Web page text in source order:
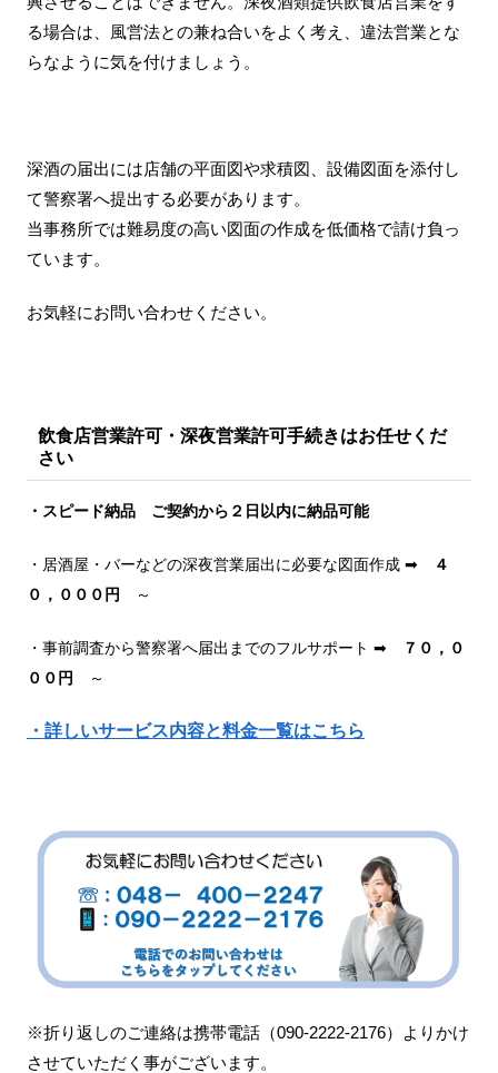
る場合は、風営法との兼ね合いをよく考え、違法営業とな
らなように気を付けましょう。
深酒の届出には店舗の平面図や求積図、設備図面を添付し
て警察署へ提出する必要があります。
当事務所では難易度の高い図面の作成を低価格で請け負っ
ています。
お気軽にお問い合わせください。
飲食店営業許可・深夜営業許可手続きはお任せくだ
さい
・スピード納品 ご契約から２日以内に納品可能
・居酒屋・バーなどの深夜営業届出に必要な図面作成 ➡
４
０，０００円
～
・事前調査から警察署へ届出までのフルサポート ➡
７０，０
００円
～
・詳しいサービス内容と料金一覧はこちら
※折り返しのご連絡は携帯電話（090-2222-2176）よりかけ
させていただく事がございます。